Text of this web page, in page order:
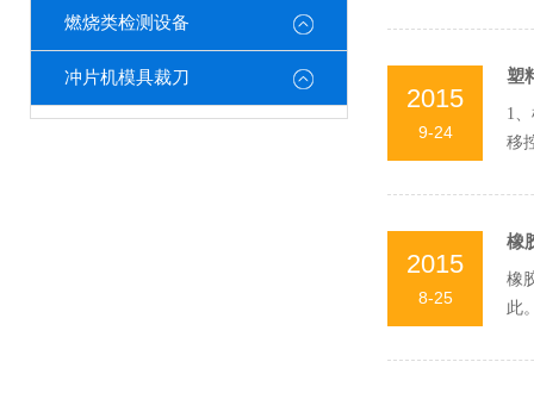
燃烧类检测设备
冲片机模具裁刀
2015
9-24
塑
1
移
2015
8-25
橡
橡
此